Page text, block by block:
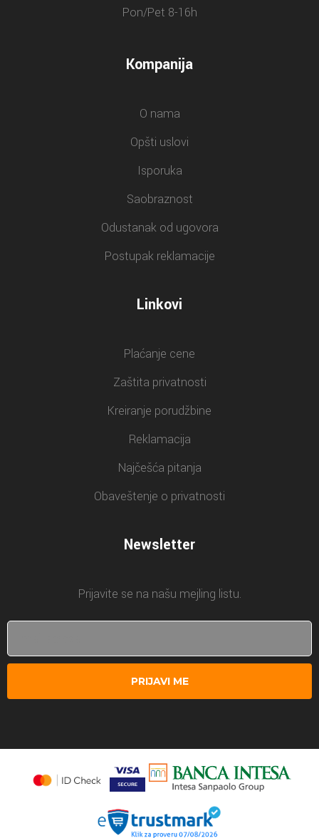
Pon/Pet 8-16h
Kompanija
O nama
Opšti uslovi
Isporuka
Saobraznost
Odustanak od ugovora
Postupak reklamacije
Linkovi
Plaćanje cene
Zaštita privatnosti
Kreiranje porudžbine
Reklamacija
Najčešća pitanja
Obaveštenje o privatnosti
Newsletter
Prijavite se na našu mejling listu.
PRIJAVI ME